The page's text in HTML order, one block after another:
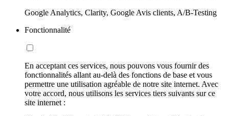
Google Analytics, Clarity, Google Avis clients, A/B-Testing
Fonctionnalité
En acceptant ces services, nous pouvons vous fournir des
fonctionnalités allant au-delà des fonctions de base et vous
permettre une utilisation agréable de notre site internet. Avec
votre accord, nous utilisons les services tiers suivants sur ce
site internet :